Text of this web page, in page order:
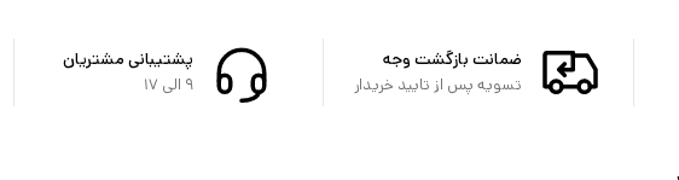
ضمانت بازگشت وجه
تسویه پس از تایید خریدار
پشتیبانی مشتریان
۹ الی ۱۷